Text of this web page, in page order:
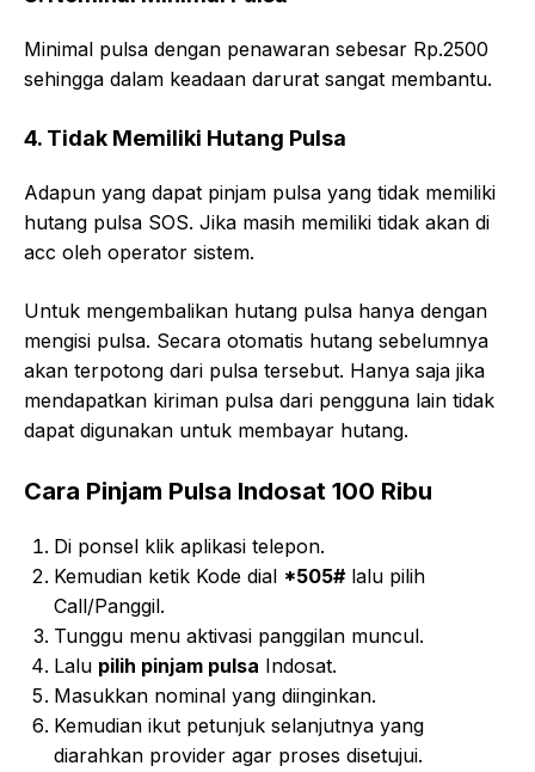
Minimal pulsa dengan penawaran sebesar Rp.2500
sehingga dalam keadaan darurat sangat membantu.
4. Tidak Memiliki Hutang Pulsa
Adapun yang dapat pinjam pulsa yang tidak memiliki
hutang pulsa SOS. Jika masih memiliki tidak akan di
acc oleh operator sistem.
Untuk mengembalikan hutang pulsa hanya dengan
mengisi pulsa. Secara otomatis hutang sebelumnya
akan terpotong dari pulsa tersebut. Hanya saja jika
mendapatkan kiriman pulsa dari pengguna lain tidak
dapat digunakan untuk membayar hutang.
Cara Pinjam Pulsa Indosat 100 Ribu
Di ponsel klik aplikasi telepon.
Kemudian ketik Kode dial *505#lalu pilih
Call/Panggil.
Tunggu menu aktivasi panggilan muncul.
Lalu pilih pinjam pulsa Indosat.
Masukkan nominal yang diinginkan.
Kemudian ikut petunjuk selanjutnya yang
diarahkan provider agar proses disetujui.